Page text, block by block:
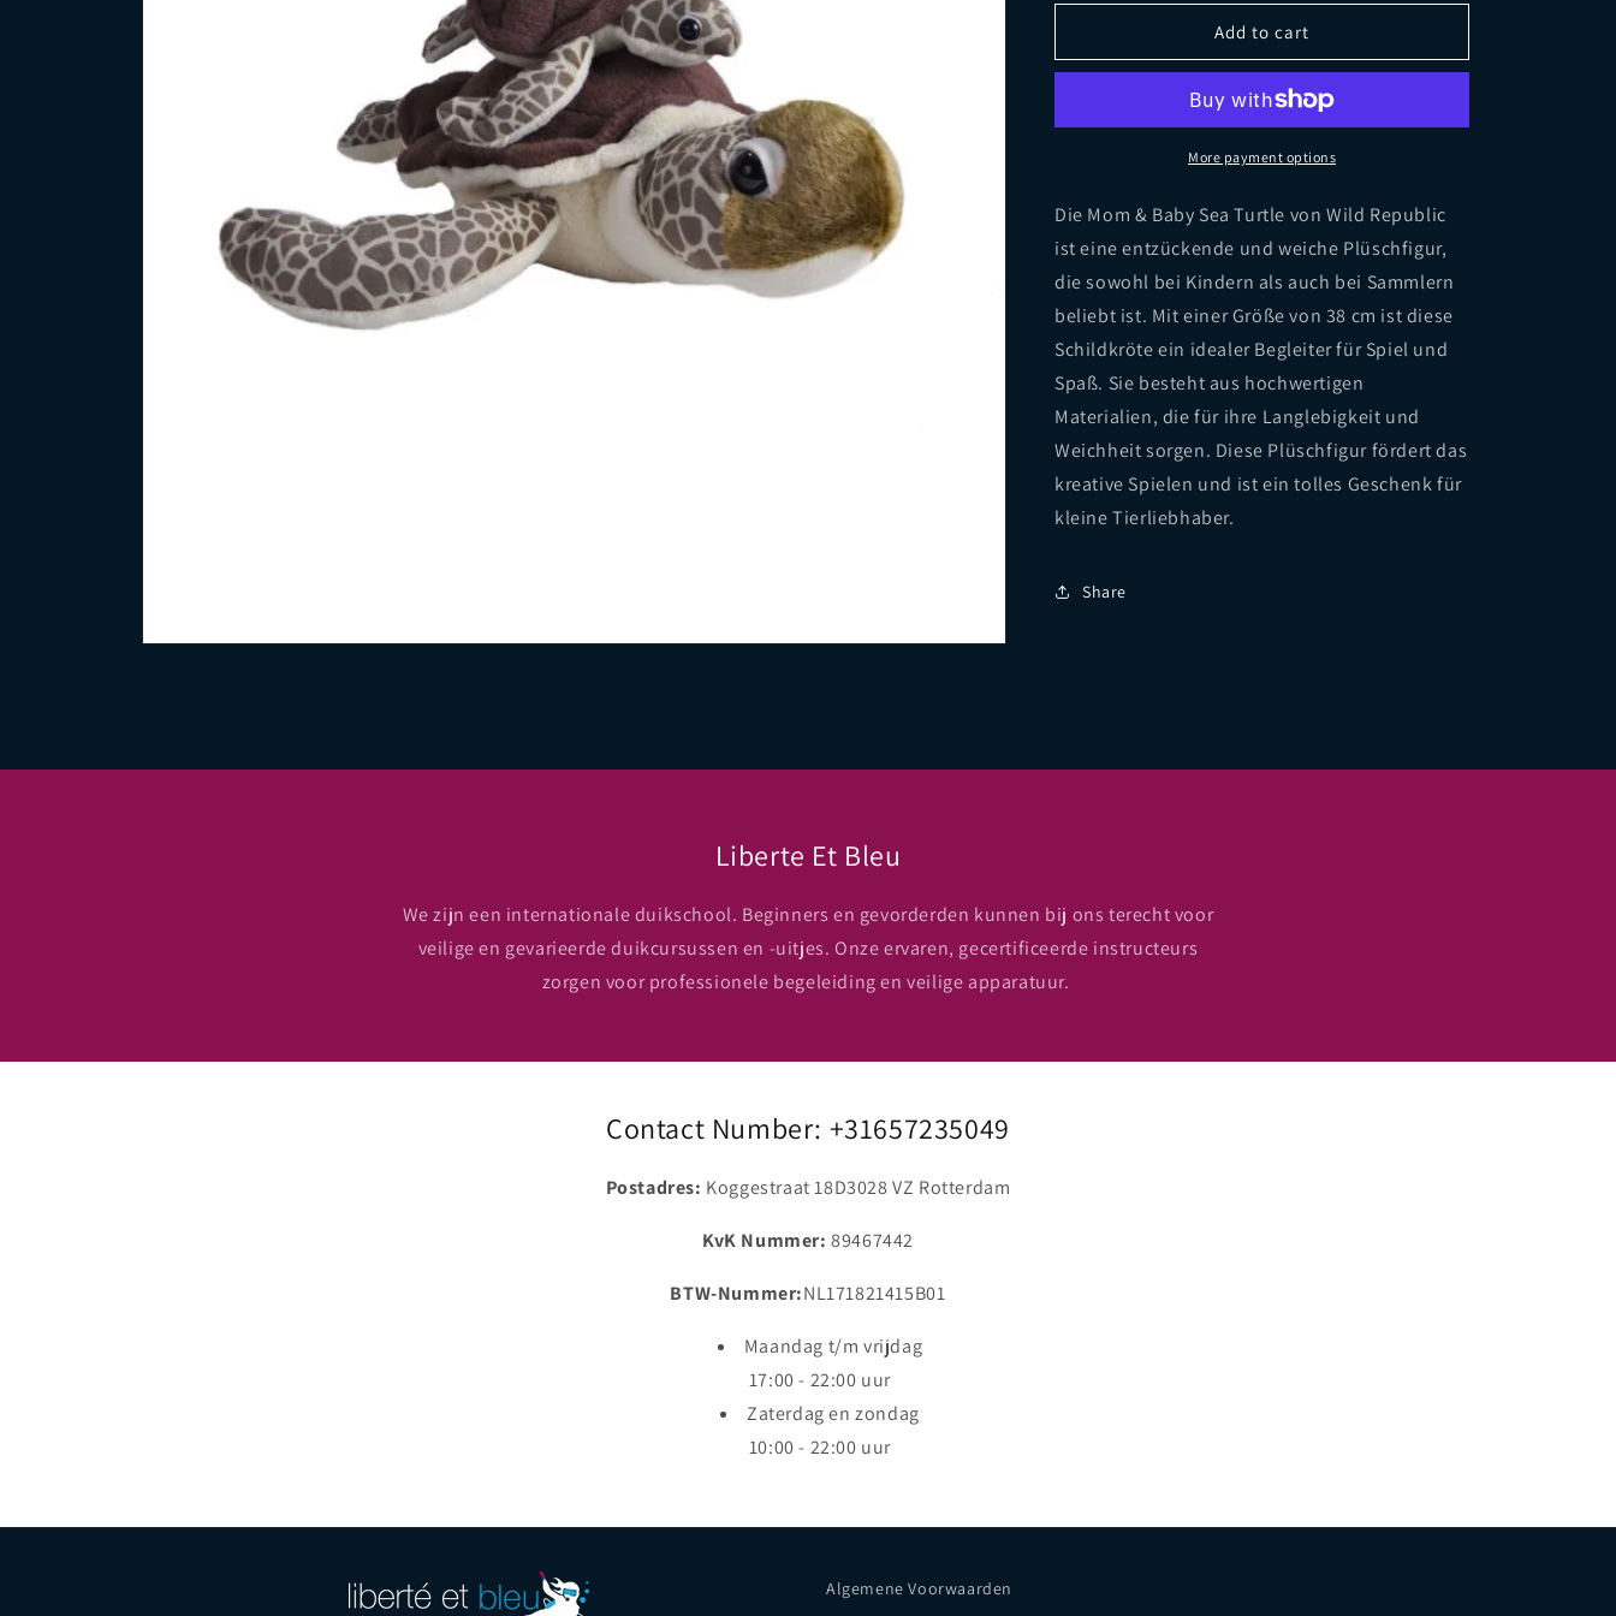
for
&amp;
Turtle
for
Mom
&amp;
Sea
Turtle
38cm
Add to cart
More payment options
Die Mom & Baby Sea Turtle von Wild Republic
ist eine entzückende und weiche Plüschfigur,
die sowohl bei Kindern als auch bei Sammlern
beliebt ist. Mit einer Größe von 38 cm ist diese
Schildkröte ein idealer Begleiter für Spiel und
Spaß. Sie besteht aus hochwertigen
Materialien, die für ihre Langlebigkeit und
Weichheit sorgen. Diese Plüschfigur fördert das
kreative Spielen und ist ein tolles Geschenk für
kleine Tierliebhaber.
Share
Liberte Et Bleu
We zijn een internationale duikschool. Beginners en gevorderden kunnen bij ons terecht voor
veilige en gevarieerde duikcursussen en -uitjes. Onze ervaren, gecertificeerde instructeurs
zorgen voor professionele begeleiding en veilige apparatuur.
Contact Number: +31657235049
Postadres: Koggestraat 18D3028 VZ Rotterdam
KvK Nummer:89467442
BTW-Nummer:NL171821415B01
Maandag t/m vrijdag
17:00 - 22:00 uur
Zaterdag en zondag
10:00 - 22:00 uur
Algemene Voorwaarden